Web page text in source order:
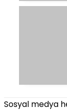
Sosyal medya